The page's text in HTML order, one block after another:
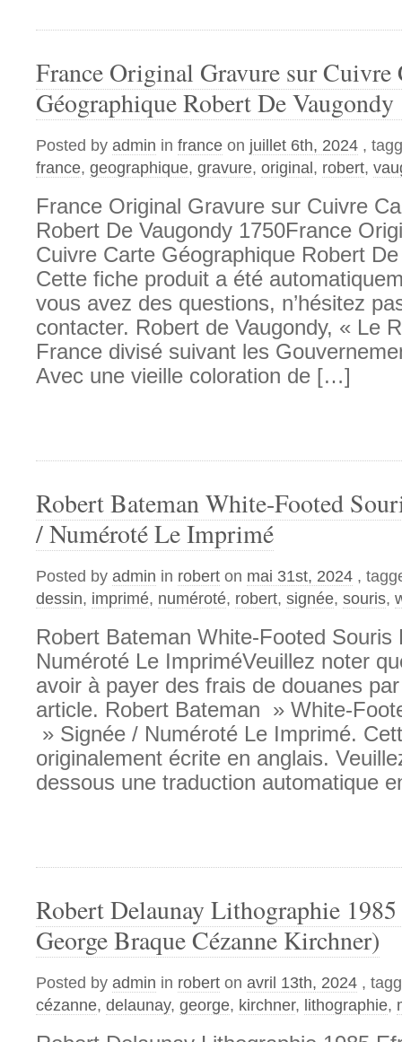
France Original Gravure sur Cuivre
Géographique Robert De Vaugondy
Posted by admin in france on juillet 6th, 2024 ,
france, geographique, gravure, original , robert,
France Original Gravure sur Cuivre
Robert De Vaugondy 1750France
Cuivre Carte Géographique Robert
Cette fiche produit a été
vous avez des questions, n’hésitez
contacter. Robert de Vaugondy, « Le
France divisé suivant les
Avec une vieille coloration de […]
Robert Bateman White-Footed
/ Numéroté Le Imprimé
Posted by admin in robert on mai 31st, 2024 ,
dessin, imprimé, numéroté, robert, signée, souris,
Robert Bateman White-Footed Souris
Numéroté Le ImpriméVeuillez noter
avoir à payer des frais de douanes
article. Robert Bateman » White-
» Signée / Numéroté Le Imprimé.
originalement écrite en anglais.
dessous une traduction automatique
Robert Delaunay Lithographie
George Braque Cézanne Kirchner)
Posted by admin in robert on avril 13th, 2024 ,
cézanne, delaunay, george, kirchner, lithographie,